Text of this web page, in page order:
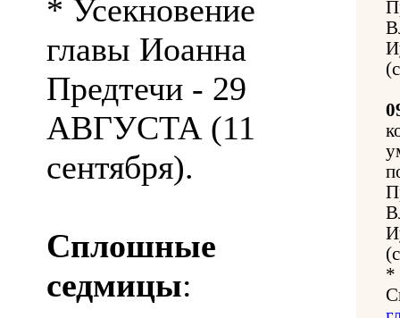
* Усекновение
главы Иоанна
Предтечи - 29
АВГУСТА (11
сентября).
Сплошные
седмицы:
*